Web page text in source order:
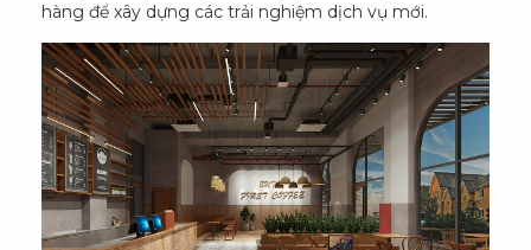
hàng để xây dựng các trải nghiệm dịch vụ mới.